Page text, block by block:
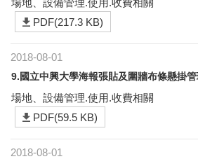
PDF(217.3 KB)
2018-08-01
9.國立中興大學海報張貼及圍牆布條懸掛
場地、設備管理.使用.收費相關
PDF(59.5 KB)
2018-08-01